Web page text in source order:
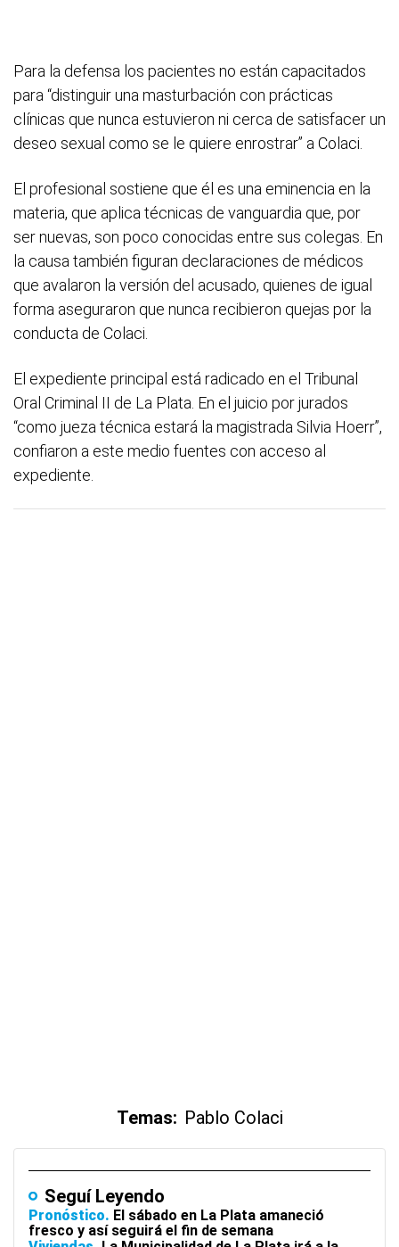
Para la defensa los pacientes no están capacitados
para “distinguir una masturbación con prácticas
clínicas que nunca estuvieron ni cerca de satisfacer un
deseo sexual como se le quiere enrostrar” a Colaci.
El profesional sostiene que él es una eminencia en la
materia, que aplica técnicas de vanguardia que, por
ser nuevas, son poco conocidas entre sus colegas. En
la causa también figuran declaraciones de médicos
que avalaron la versión del acusado, quienes de igual
forma aseguraron que nunca recibieron quejas por la
conducta de Colaci.
El expediente principal está radicado en el Tribunal
Oral Criminal II de La Plata. En el juicio por jurados
“como jueza técnica estará la magistrada Silvia Hoerr”,
confiaron a este medio fuentes con acceso al
expediente.
Temas: Pablo Colaci
Seguí Leyendo
Pronóstico El sábado en La Plata amaneció
fresco y así seguirá el fin de semana